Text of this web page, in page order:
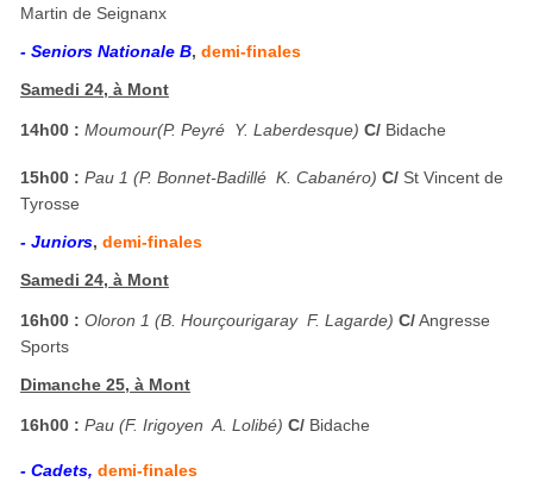
Martin de Seignanx
- Seniors Nationale B,demi-finales
Samedi 24, à Mont
14h00 : Moumour(P. Peyré  Y. Laberdesque)C/ Bidache
15h00 :Pau 1 (P. Bonnet-Badillé  K. Cabanéro) C/ St Vincent de
Tyrosse
- Juniors,demi-finales
Samedi 24, à Mont
16h00 :Oloron 1 (B. Hourçourigaray  F. Lagarde) C/Angresse
Sports
Dimanche 25, à Mont
16h00 :Pau (F. Irigoyen  A. Lolibé) C/ Bidache
- Cadets, demi-finales